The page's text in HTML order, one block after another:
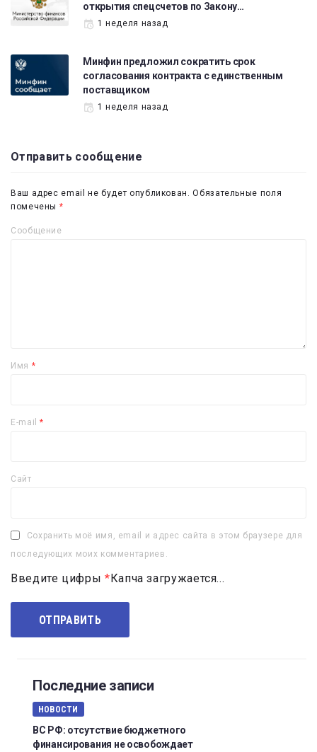
открытия спецсчетов по Закону…
1 неделя назад
Минфин предложил сократить срок
согласования контракта с единственным
поставщиком
1 неделя назад
Отправить сообщение
Ваш адрес email не будет опубликован. Обязательные поля
помечены *
Сообщение
Имя *
E-mail*
Сайт
Сохранить моё имя, email и адрес сайта в этом браузере для
последующих моих комментариев.
Введите цифры * Капча загружается...
Последние записи
НОВОСТИ
ВС РФ: отсутствие бюджетного
финансирования не освобождает